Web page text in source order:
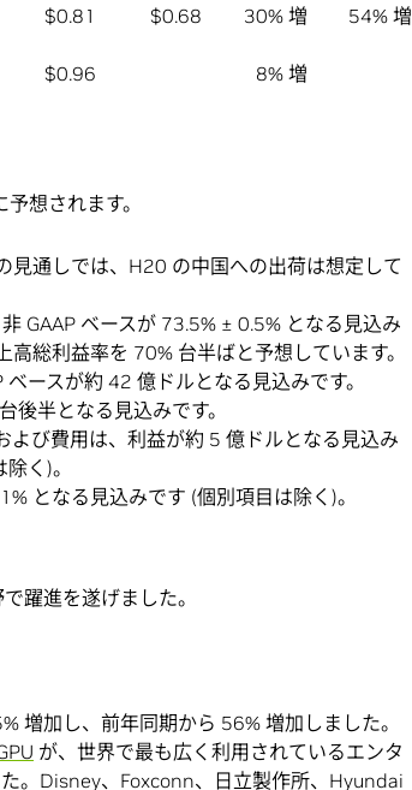
$0.81 $0.68 30% 増
54% 増
$0.96 8% 増
想されます。
見通しでは、H20 の中国への出荷は想定して
GAAP ベースが 73.5% ± 0.5% となる見込み
総利益率を 70% 台半ばと予想しています。
ースが約 42 億ドルとなる見込みです。
半となる見込みです。
よび費用は、利益が約 5 億ドルとなる見込み
く)。
となる見込みです (個別項目は除く)。
躍進を遂げました。
増加し、前年同期から 56% 増加しました。
が、世界で最も広く利用されているエンタ
。Disney、Foxconn、日立製作所、Hyundai